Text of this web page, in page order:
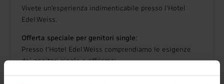
Vivete un'esperienza indimenticabile presso l'Hotel
Edel.Weiss.
Offerta speciale per genitori single:
Presso l'Hotel Edel.Weiss comprendiamo le esigenze
dei genitori single e offriamo: